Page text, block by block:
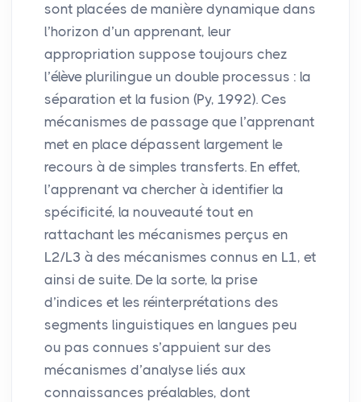
sont placées de manière dynamique dans
l’horizon d’un apprenant, leur
appropriation suppose toujours chez
l’élève plurilingue un double processus : la
séparation et la fusion (Py, 1992). Ces
mécanismes de passage que l’apprenant
met en place dépassent largement le
recours à de simples transferts. En effet,
l’apprenant va chercher à identifier la
spécificité, la nouveauté tout en
rattachant les mécanismes perçus en
L2/L3 à des mécanismes connus en L1, et
ainsi de suite. De la sorte, la prise
d’indices et les réinterprétations des
segments linguistiques en langues peu
ou pas connues s’appuient sur des
mécanismes d’analyse liés aux
connaissances préalables, dont